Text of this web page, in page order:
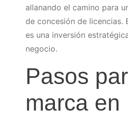
allanando el camino para
de concesión de licencias.
es una inversión
negocio.
Pasos
marca